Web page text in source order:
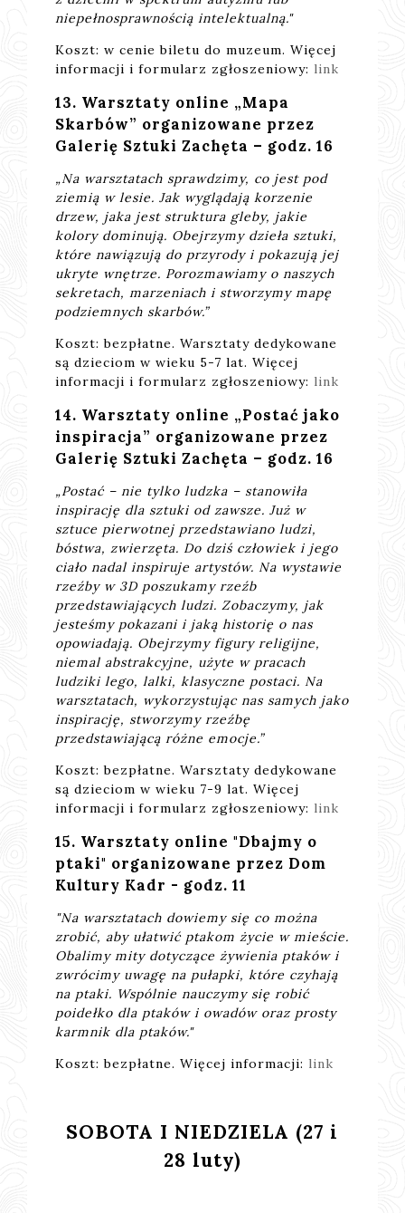
niepełnosprawnością intelektualną."
Koszt: w cenie biletu do muzeum. Więcej
informacji i formularz zgłoszeniowy: link
13. Warsztaty online „Mapa
Skarbów” organizowane przez
Galerię Sztuki Zachęta – godz. 16
„Na warsztatach sprawdzimy, co jest pod
ziemią w lesie. Jak wyglądają korzenie
drzew, jaka jest struktura gleby, jakie
kolory dominują. Obejrzymy dzieła sztuki,
które nawiązują do przyrody i pokazują jej
ukryte wnętrze. Porozmawiamy o naszych
sekretach, marzeniach i stworzymy mapę
podziemnych skarbów.”
Koszt: bezpłatne. Warsztaty dedykowane
są dzieciom w wieku 5-7 lat. Więcej
informacji i formularz zgłoszeniowy: link
14. Warsztaty online „Postać jako
inspiracja” organizowane przez
Galerię Sztuki Zachęta – godz. 16
„Postać – nie tylko ludzka – stanowiła
inspirację dla sztuki od zawsze. Już w
sztuce pierwotnej przedstawiano ludzi,
bóstwa, zwierzęta. Do dziś człowiek i jego
ciało nadal inspiruje artystów. Na wystawie
rzeźby w 3D poszukamy rzeźb
przedstawiających ludzi. Zobaczymy, jak
jesteśmy pokazani i jaką historię o nas
opowiadają. Obejrzymy figury religijne,
niemal abstrakcyjne, użyte w pracach
ludziki lego, lalki, klasyczne postaci. Na
warsztatach, wykorzystując nas samych jako
inspirację, stworzymy rzeźbę
przedstawiającą różne emocje.”
Koszt: bezpłatne. Warsztaty dedykowane
są dzieciom w wieku 7-9 lat. Więcej
informacji i formularz zgłoszeniowy: link
15. Warsztaty online "Dbajmy o
ptaki" organizowane przez Dom
Kultury Kadr - godz. 11
"Na warsztatach dowiemy się co można
zrobić, aby ułatwić ptakom życie w mieście.
Obalimy mity dotyczące żywienia ptaków i
zwrócimy uwagę na pułapki, które czyhają
na ptaki. Wspólnie nauczymy się robić
poidełko dla ptaków i owadów oraz prosty
karmnik dla ptaków."
Koszt: bezpłatne. Więcej informacji: link
SOBOTA I NIEDZIELA (27 i
28 luty)